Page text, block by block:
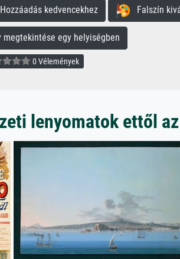
kedvencekhez Falszín
megtekintése egy helyiségben
0 Vélemények
lenyomatok ettől